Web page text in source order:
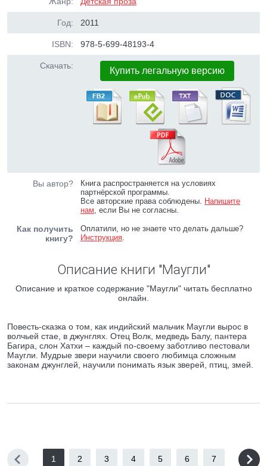
Год: 2011
ISBN: 978-5-699-48193-4
Скачать: Купить легальную версию
Вы автор?
Книга распространяется на условиях
партнёрской программы.
Все авторские права соблюдены. Напишите
нам, если Вы не согласны.
Как получить
книгу?
Оплатили, но не знаете что делать дальше?
Инструкция.
Описание книги "Маугли"
Описание и краткое содержание "Маугли" читать бесплатно
онлайн.
Повесть-сказка о том, как индийский мальчик Маугли вырос в
волчьей стае, в джунглях. Отец Волк, медведь Балу, пантера
Багира, слон Хатхи – каждый по-своему заботливо пестовали
Маугли. Мудрые звери научили своего любимца сложным
законам джунглей, научили понимать язык зверей, птиц, змей.
1 2 3 4 5 6 7